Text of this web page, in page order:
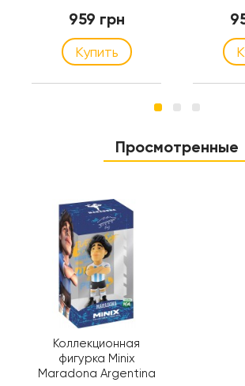
(22595)
959 грн
Купить
Просмотренные
Коллекционная
фигурка Minix
Maradona Argentina